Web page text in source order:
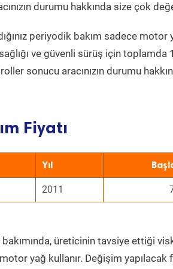
durumu hakkında size çok
periyodik bakım sadece
ve güvenli sürüş için
sonucu aracınızın durumu
Fiyatı
Yıl
2011
üreticinin tavsiye ettiği
yağ kullanır. Değişim